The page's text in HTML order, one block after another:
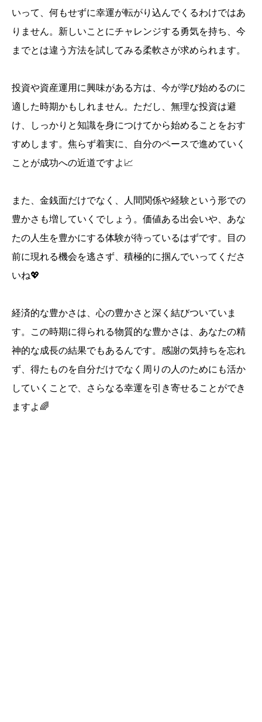
いって、何もせずに幸運が転がり込んでくるわけではあ
りません。新しいことにチャレンジする勇気を持ち、今
までとは違う方法を試してみる柔軟さが求められます。
投資や資産運用に興味がある方は、今が学び始めるのに
適した時期かもしれません。ただし、無理な投資は避
け、しっかりと知識を身につけてから始めることをおす
すめします。焦らず着実に、自分のペースで進めていく
ことが成功への近道ですよ📈
また、金銭面だけでなく、人間関係や経験という形での
豊かさも増していくでしょう。価値ある出会いや、あな
たの人生を豊かにする体験が待っているはずです。目の
前に現れる機会を逃さず、積極的に掴んでいってくださ
いね💖
経済的な豊かさは、心の豊かさと深く結びついていま
す。この時期に得られる物質的な豊かさは、あなたの精
神的な成長の結果でもあるんです。感謝の気持ちを忘れ
ず、得たものを自分だけでなく周りの人のためにも活か
していくことで、さらなる幸運を引き寄せることができ
ますよ🌈